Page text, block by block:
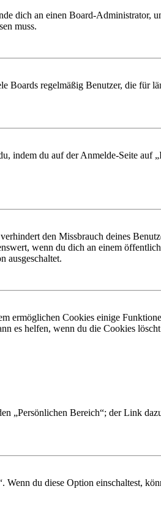
dich an einen Board-Administrator,
muss.
Boards regelmäßig Benutzer, die für
indem du auf der Anmelde-Seite auf
den Missbrauch deines
wenn du dich an einem
ausgeschaltet.
ermöglichen Cookies einige
es helfen, wenn du die Cookies
„Persönlichen Bereich“; der Link
du diese Option einschaltest,